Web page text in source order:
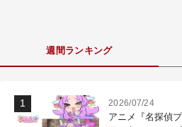
週間ランキング
2026/07/24
アニメ『名探偵